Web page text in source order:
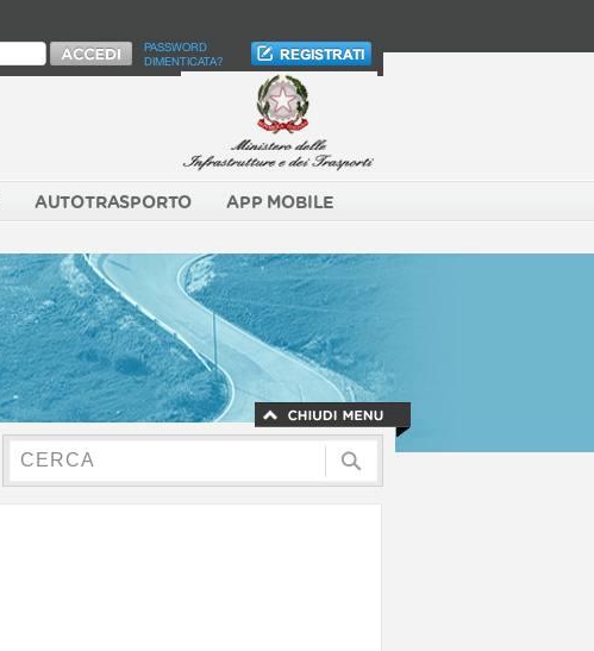
PASSWORD
DIMENTICATA?
AUTOTRASPORTO APP MOBILE